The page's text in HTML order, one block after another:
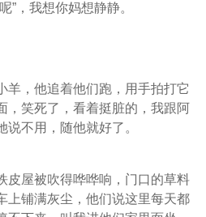
”，我想你妈想静静。
羊，他追着他们跑，用手拍打它
，笑死了，看着挺脏的，我跟阿
不用，随他就好了。
皮屋被吹得哗哗响，门口的草料
上铺满灰尘，他们说这里每天都